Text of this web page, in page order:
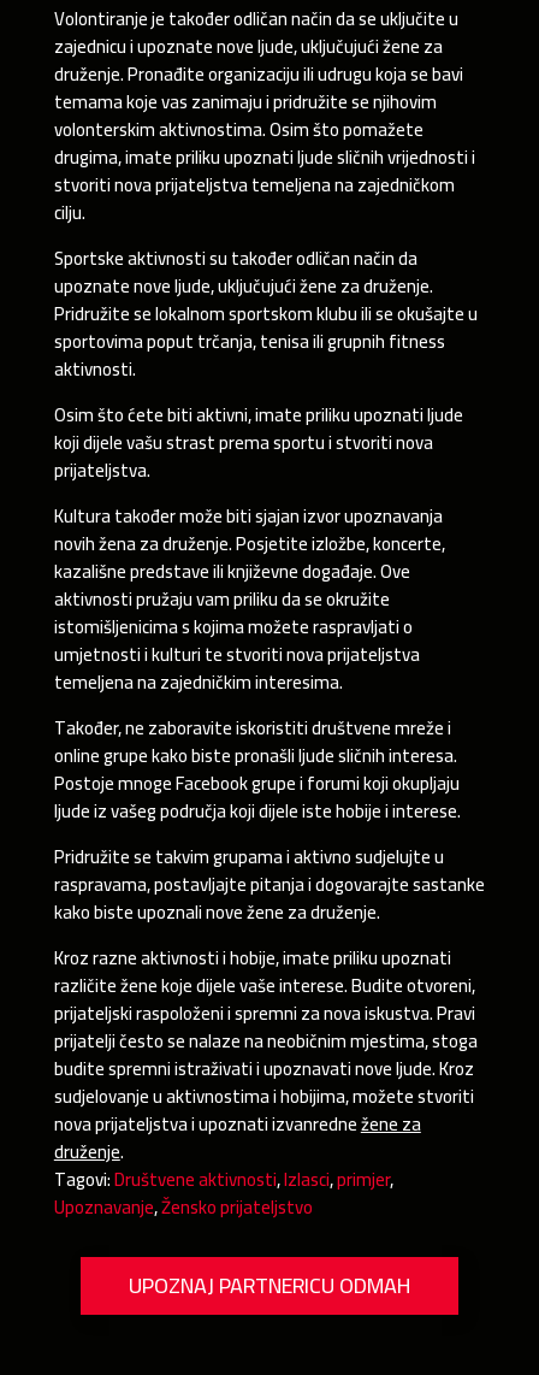
Volontiranje je također odličan način da se uključite u
zajednicu i upoznate nove ljude, uključujući žene za
druženje. Pronađite organizaciju ili udrugu koja se bavi
temama koje vas zanimaju i pridružite se njihovim
volonterskim aktivnostima. Osim što pomažete
drugima, imate priliku upoznati ljude sličnih vrijednosti i
stvoriti nova prijateljstva temeljena na zajedničkom
cilju.
Sportske aktivnosti su također odličan način da
upoznate nove ljude, uključujući žene za druženje.
Pridružite se lokalnom sportskom klubu ili se okušajte u
sportovima poput trčanja, tenisa ili grupnih fitness
aktivnosti.
Osim što ćete biti aktivni, imate priliku upoznati ljude
koji dijele vašu strast prema sportu i stvoriti nova
prijateljstva.
Kultura također može biti sjajan izvor upoznavanja
novih žena za druženje. Posjetite izložbe, koncerte,
kazališne predstave ili književne događaje. Ove
aktivnosti pružaju vam priliku da se okružite
istomišljenicima s kojima možete raspravljati o
umjetnosti i kulturi te stvoriti nova prijateljstva
temeljena na zajedničkim interesima.
Također, ne zaboravite iskoristiti društvene mreže i
online grupe kako biste pronašli ljude sličnih interesa.
Postoje mnoge Facebook grupe i forumi koji okupljaju
ljude iz vašeg područja koji dijele iste hobije i interese.
Pridružite se takvim grupama i aktivno sudjelujte u
raspravama, postavljajte pitanja i dogovarajte sastanke
kako biste upoznali nove žene za druženje.
Kroz razne aktivnosti i hobije, imate priliku upoznati
različite žene koje dijele vaše interese. Budite otvoreni,
prijateljski raspoloženi i spremni za nova iskustva. Pravi
prijatelji često se nalaze na neobičnim mjestima, stoga
budite spremni istraživati i upoznavati nove ljude. Kroz
sudjelovanje u aktivnostima i hobijima, možete stvoriti
nova prijateljstva i upoznati izvanrednežene za
druženje.
Tagovi:Društvene aktivnosti,Izlasci,primjer,
Upoznavanje,Žensko prijateljstvo
UPOZNAJ PARTNERICU ODMAH